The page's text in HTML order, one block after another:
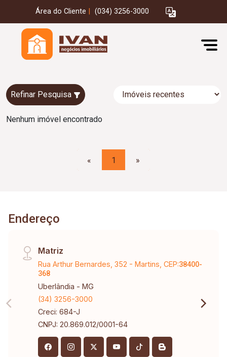
Área do Cliente (034) 3256-3000
Refinar Pesquisa
Nenhum imóvel encontrado
« 1 »
Endereço
Matriz
Rua Arthur Bernardes, 352 - Martins, CEP:38400-
368
Uberlândia - MG
(34) 3256-3000
Creci: 684-J
CNPJ: 20.869.012/0001-64